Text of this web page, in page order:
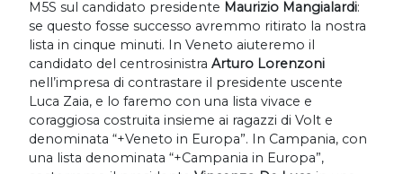
M5S sul candidato presidente Maurizio Mangialardi:
se questo fosse successo avremmo ritirato la nostra
lista in cinque minuti. In Veneto aiuteremo il
candidato del centrosinistra Arturo Lorenzoni
nell’impresa di contrastare il presidente uscente
Luca Zaia, e lo faremo con una lista vivace e
coraggiosa costruita insieme ai ragazzi di Volt e
denominata “+Veneto in Europa”. In Campania, con
una lista denominata “+Campania in Europa”,